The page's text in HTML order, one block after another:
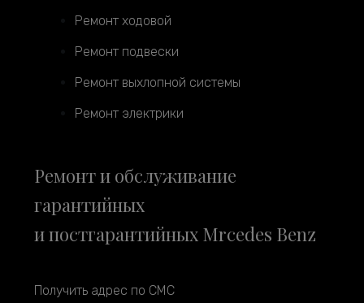
Ремонт ходовой
Ремонт подвески
Ремонт выхлопной системы
Ремонт электрики
Ремонт и обслуживание
гарантийных
и постгарантийных Mrcedes Benz
Получить адрес по СМС